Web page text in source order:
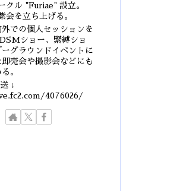
クル "Furiae" 設立。
会を立ち上げる。
での個人セッションを
ショー、緊縛ショ
グラウンドイベントに
即売会や撮影会などにも
。
↓
4076026/